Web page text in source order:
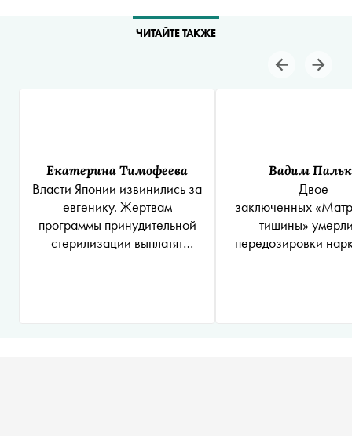
ЧИТАЙТЕ ТАКЖЕ
Екатерина Тимофеева
Власти Японии извинились за
евгенику. Жертвам
программы принудительной
стерилизации выплатят
Вадим
Двое
заключенных
тишины»
передозировки